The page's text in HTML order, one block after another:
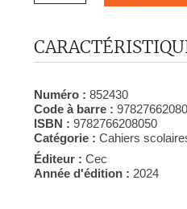
Numéro : 852430
Code à barre :
ISBN : 9782766208050
Catégorie : Cahiers
Éditeur : Cec
Année d'édition : 2024